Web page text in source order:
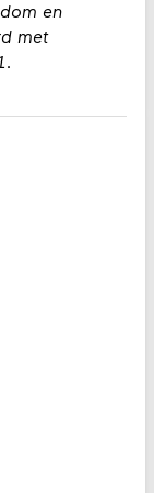
en
met